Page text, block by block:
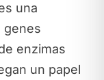
una
genes
enzimas
un papel